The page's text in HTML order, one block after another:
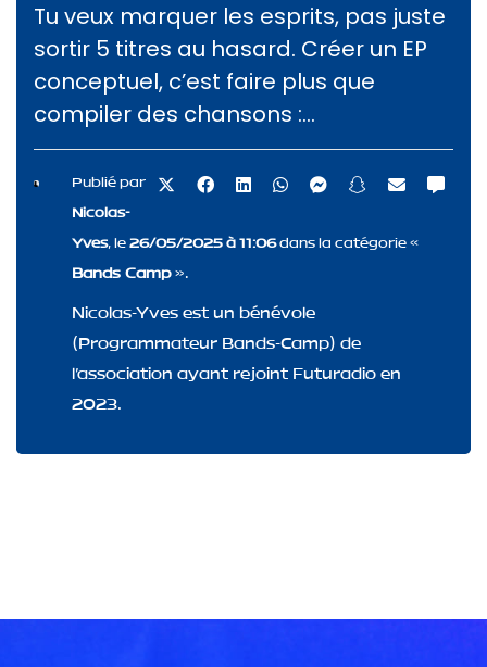
Tu veux marquer les esprits, pas juste
sortir 5 titres au hasard. Créer un EP
conceptuel, c’est faire plus que
compiler des chansons :...
Publié par
Nicolas-
Yves, le 26/05/2025 à 11:06dans la catégorie «
Bands Camp».
Nicolas-Yves est un bénévole
(Programmateur Bands-Camp) de
l'association ayant rejoint Futuradio en
2023.